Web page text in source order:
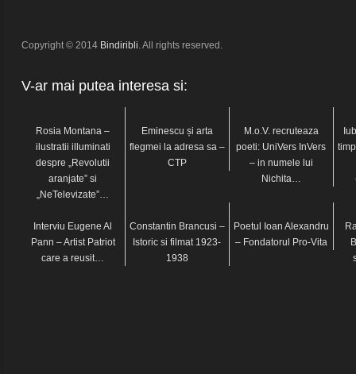
Copyright © 2014 Bindiribli. All rights reserved.
V-ar mai putea interesa si:
Rosia Montana –
ilustratii illuminati
despre „Revolutii
aranjate” si
„NeTelevizate”…
Eminescu și arta
flegmei la adresa sa –
CTP
M.o.V. recruteaza
poeti: UniVers InVers
– in numele lui
Nichita…
Interviu Eugene Al
Pann – Artist Patriot
care a reusit…
Constantin Brancusi –
Istoric si filmat 1923-
1938
Poetul Ioan Alexandru
– Fondatorul Pro-Vita